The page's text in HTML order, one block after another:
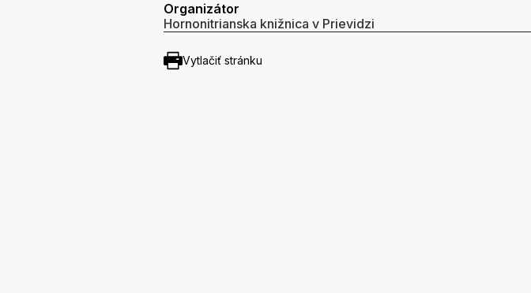
Organizátor
Hornonitrianska knižnica v Prievidzi
Vytlačiť stránku